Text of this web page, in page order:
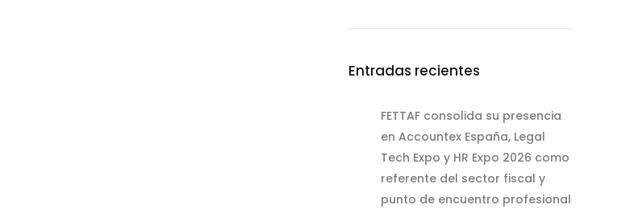
Entradas recientes
FETTAF consolida su presencia
en Accountex España, Legal
Tech Expo y HR Expo 2026 como
referente del sector fiscal y
punto de encuentro profesional